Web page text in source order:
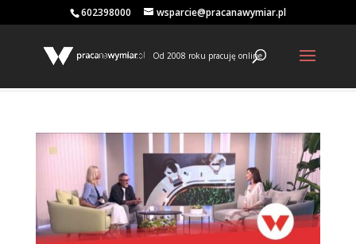
602398000 wsparcie@pracanawymiar.pl
Od 2008 roku pracuję online